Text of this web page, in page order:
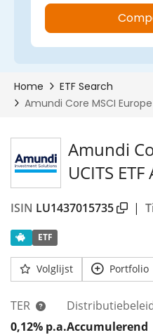
Amundi
UCITS ETF
ISIN LU1437015735 |
ETF
Volglijst Portfolio
TER
0,12% p.a.Accumulerend